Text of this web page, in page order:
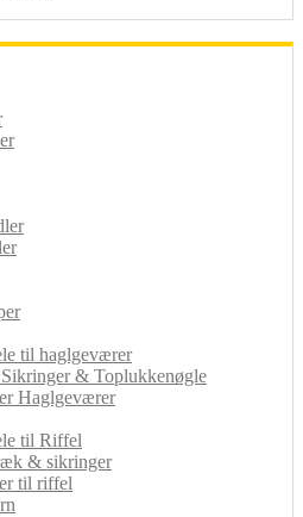
til haglgeværer
& Toplukkenøgle
Haglgeværer
til Riffel
& sikringer
til riffel